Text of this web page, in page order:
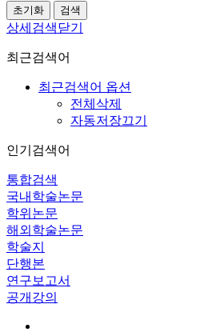
상세검색닫기
최근검색어
최근검색어 옵션
전체삭제
자동저장끄기
인기검색어
통합검색
국내학술논문
학위논문
해외학술논문
학술지
단행본
연구보고서
공개강의